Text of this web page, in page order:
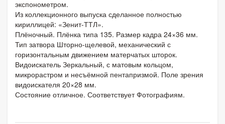
экспонометром.
Из коллекционного выпуска сделанное полностью
кириллицей: «Зенит-ТТЛ».
Плёночный. Плёнка типа 135. Размер кадра 24×36 мм.
Тип затвора Шторно-щелевой, механический с
горизонтальным движением матерчатых шторок.
Видоискатель Зеркальный, с матовым кольцом,
микрорастром и несъёмной пентапризмой. Поле зрения
видоискателя 20×28 мм.
Состояние отличное. Соответствует Фотографиям.